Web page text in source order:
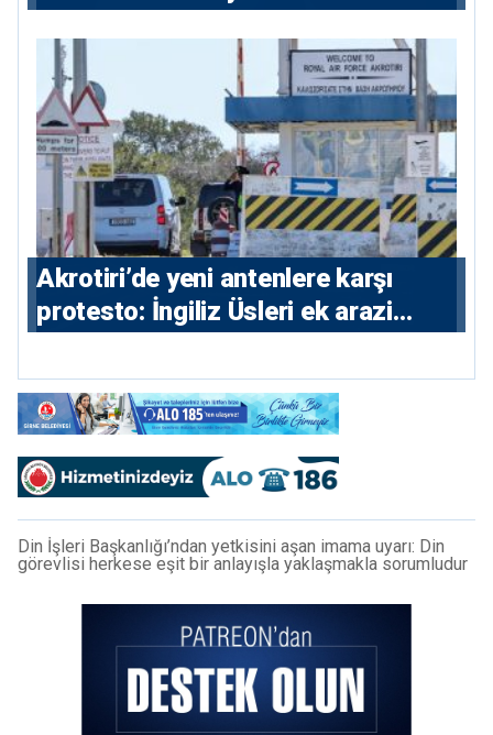
⁠Akrotiri’de yeni antenlere karşı
protesto: İngiliz Üsleri ek arazi
Din İşleri Başkanlığı’ndan yetkisini aşan imama uyarı: Din
görevlisi herkese eşit bir anlayışla yaklaşmakla sorumludur